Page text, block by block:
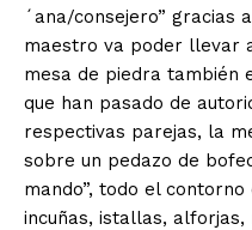
´ana/consejero” gracias
maestro va poder llevar
mesa de piedra también
que han pasado de
respectivas parejas, la
sobre un pedazo de
mando”, todo el
incuñas, istallas, alforjas,